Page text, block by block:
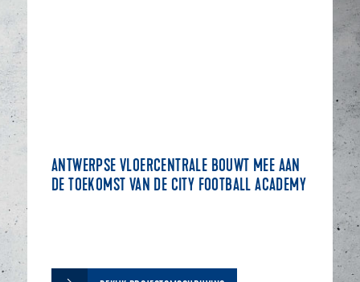
ANTWERPSE VLOERCENTRALE BOUWT MEE AAN
DE TOEKOMST VAN DE CITY FOOTBALL ACADEMY